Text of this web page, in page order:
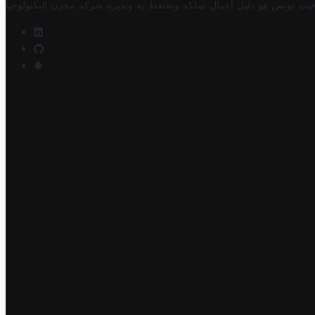
تونس هو دليل أعمال تملكه وتحتفظ به وتديره شركة مخزن التكنولوجيا